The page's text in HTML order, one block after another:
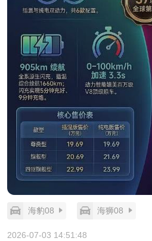
海豹08 海狮08
2026-07-03 14:51:48